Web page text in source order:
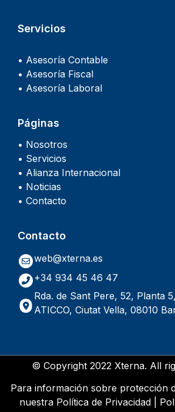
Servicios
• Asesoría Contable
• Asesoría Fiscal
• Asesoría Laboral
Páginas
• Nosotros
• Servicios
• Alianza Internacional
• Noticias
• Contacto
Contacto
web@xterna.es
+34 934 45 46 47
Rda. de Sant Pere, 52, Planta
ATICCO, Ciutat Vella, 08010
© Copyright 2022 Xterna. All
Para información sobre protección
nuestra Política de Privacidad